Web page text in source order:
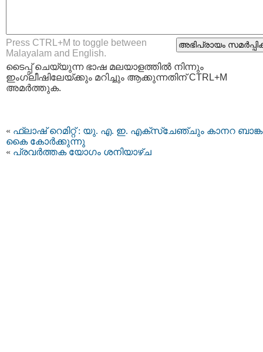
Press CTRL+M to toggle between
Malayalam and English.
ടൈപ്പ്‌ ചെയ്യുന്ന ഭാഷ മലയാളത്തില്‍ നിന്നും
ഇംഗ്ലീഷിലേയ്ക്കും മറിച്ചും ആക്കുന്നതിന് CTRL+M
അമര്‍ത്തുക.
« ഫ്ലാഷ് റെമിറ്റ് : യു. എ. ഇ. എക്‌സ്‌ചേഞ്ചും കാനറ
കൈ കോര്‍ക്കുന്നു
« പ്രവര്‍ത്തക യോഗം ശനിയാഴ്ച